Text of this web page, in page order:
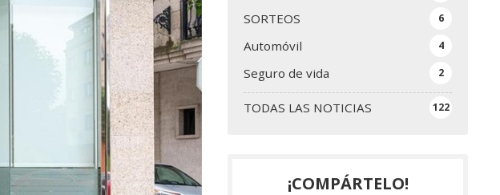
TODAS LAS NOTICIAS 122
SORTEOS 6
Automóvil 4
Seguro de vida 2
¡COMPÁRTELO!